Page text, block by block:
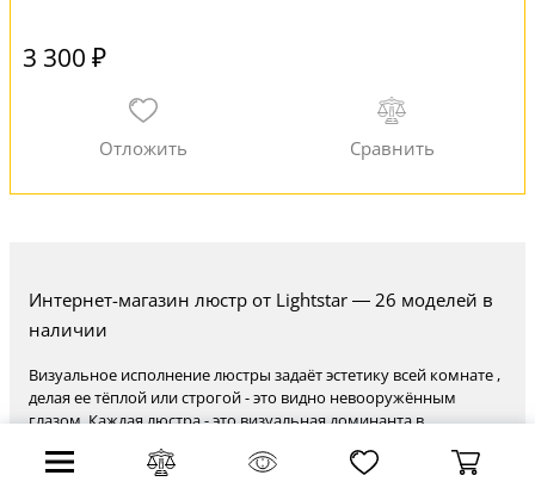
3 300 ₽
Интернет-магазин люстр от Lightstar — 26 моделей в
наличии
Визуальное исполнение люстры задаёт эстетику всей комнате ,
делая ее тёплой или строгой - это видно невооружённым
глазом. Каждая люстра - это визуальная доминанта в
любимым на десятилетия. Люстра в нужном стиле